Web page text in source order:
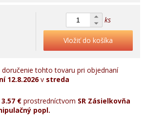
ks
Vložiť do košíka
doručenie tohto tovaru pri objednaní
12.8.2026v streda
3.57 € prostredníctvom SR Zásielkovňa
popl.